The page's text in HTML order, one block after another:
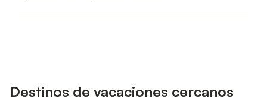
Destinos de vacaciones cercanos